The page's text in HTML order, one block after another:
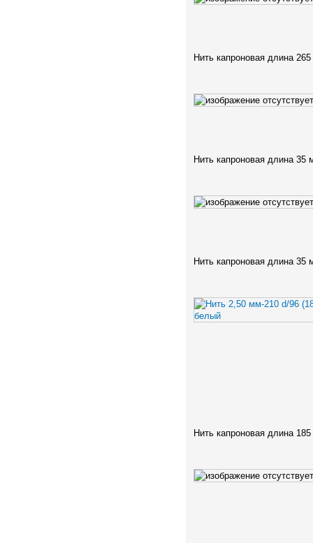
Нить капроновая длина
Нить капроновая длина 35
Нить капроновая длина 35
Нить капроновая длина